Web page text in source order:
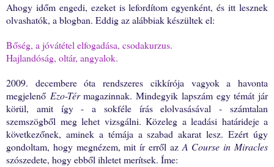
Ahogy időm engedi, ezeket is lefordítom egyenként, és itt lesznek
olvashatók, a blogban. Eddig az alábbiak készültek el:
Bőség, a jóvátétel elfogadása, csodakurzus.
Hajlandóság, oltár, angyalok.
2009. decembere óta rendszeres cikkírója vagyok a havonta
megjelenő Ezo-Térmagazinnak. Mindegyik lapszám egy témát jár
körül, amit így - a sokféle írás elolvasásával - számtalan
szemszögből meg lehet vizsgálni. Közeleg a leadási határideje a
következőnek, aminek a témája a szabad akarat lesz. Ezért úgy
gondoltam, hogy megnézem, mit ír erről az A Course in Miracles
szószedete, hogy ebből ihletet merítsek. Íme: